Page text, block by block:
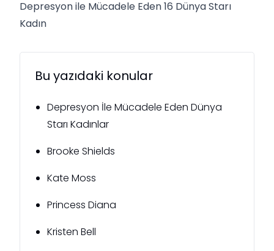
Depresyon ile Mücadele Eden 16 Dünya Starı
Kadın
Bu yazıdaki konular
Depresyon İle Mücadele Eden Dünya
Starı Kadınlar
Brooke Shields
Kate Moss
Princess Diana
Kristen Bell